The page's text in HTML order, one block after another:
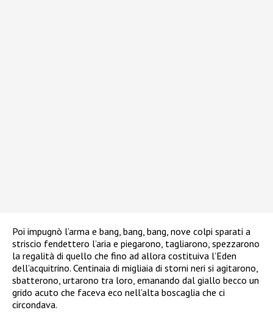
Poi impugnò l’arma e bang, bang, bang, nove colpi sparati a
striscio fendettero l’aria e piegarono, tagliarono, spezzarono
la regalità di quello che fino ad allora costituiva l’Eden
dell’acquitrino. Centinaia di migliaia di storni neri si agitarono,
sbatterono, urtarono tra loro, emanando dal giallo becco un
grido acuto che faceva eco nell’alta boscaglia che ci
circondava.